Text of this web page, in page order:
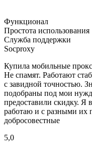
Функционал
Простота использования
Служба поддержки
Socproxy
Купила мобильные
Не спамят. Работают
с завидной точностью.
подобраны под мои
предоставили скидку. Я
работаю и с разными их
добросовестные
5,0